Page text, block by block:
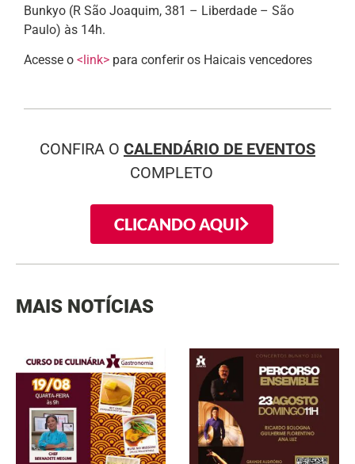
Bunkyo (R São Joaquim, 381 – Liberdade – São
Paulo) às 14h.
Acesse o <link> para conferir os Haicais vencedores
CONFIRA O CALENDÁRIO DE EVENTOS
COMPLETO
CLICANDO AQUI
MAIS NOTÍCIAS